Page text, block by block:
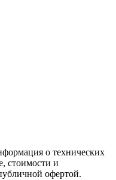
о технических
стоимости и
офертой.